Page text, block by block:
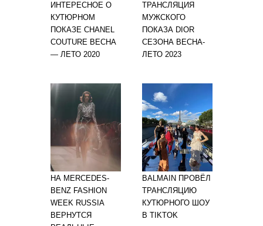
ИНТЕРЕСНОЕ О
КУТЮРНОМ
ПОКАЗЕ CHANEL
COUTURE ВЕСНА
— ЛЕТО 2020
ТРАНСЛЯЦИЯ
МУЖСКОГО
ПОКАЗА DIOR
СЕЗОНА ВЕСНА-
ЛЕТО 2023
НА MERCEDES-
BENZ FASHION
WEEK RUSSIA
ВЕРНУТСЯ
BALMAIN ПРОВЁЛ
ТРАНСЛЯЦИЮ
КУТЮРНОГО ШОУ
В TIKTOK